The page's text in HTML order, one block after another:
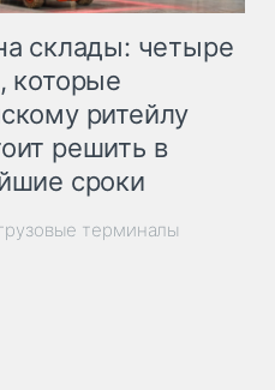
склады: четыре
которые
ритейлу
решить в
сроки
терминалы